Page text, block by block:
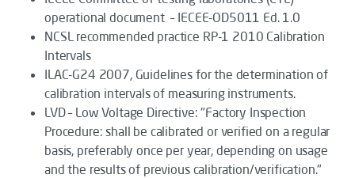
operational document – IECEE-OD5011 Ed. 1.0
NCSL recommended practice RP-1 2010 Calibration
Intervals
ILAC-G24 2007, Guidelines for the determination of
calibration intervals of measuring instruments.
LVD – Low Voltage Directive: "Factory Inspection
Procedure: shall be calibrated or verified on a regular
basis, preferably once per year, depending on usage
and the results of previous calibration/verification."